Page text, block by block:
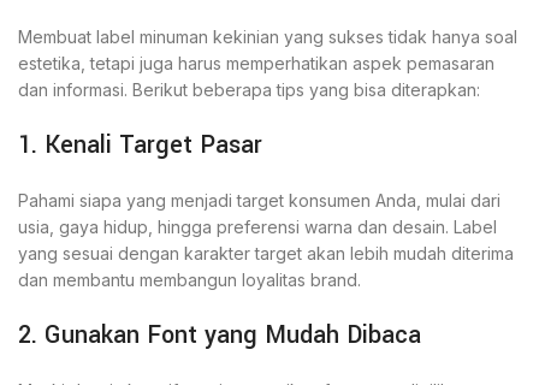
Membuat label minuman kekinian yang sukses tidak hanya soal
estetika, tetapi juga harus memperhatikan aspek pemasaran
dan informasi. Berikut beberapa tips yang bisa diterapkan:
1. Kenali Target Pasar
Pahami siapa yang menjadi target konsumen Anda, mulai dari
usia, gaya hidup, hingga preferensi warna dan desain. Label
yang sesuai dengan karakter target akan lebih mudah diterima
dan membantu membangun loyalitas brand.
2. Gunakan Font yang Mudah Dibaca